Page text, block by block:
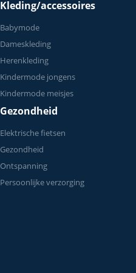
Kleding/accessoires
Babymode
Dameskleding
Herenkleding
Kindermode jongens
Kindermode meisjes
Gezondheid
Elektrische fietsen
Gezondheid
Ontspanning
Persoonlijke verzorging